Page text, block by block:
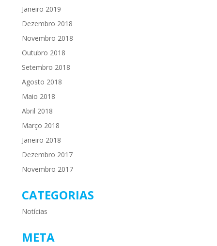
Janeiro 2019
Dezembro 2018
Novembro 2018
Outubro 2018
Setembro 2018
Agosto 2018
Maio 2018
Abril 2018
Março 2018
Janeiro 2018
Dezembro 2017
Novembro 2017
CATEGORIAS
Notícias
META